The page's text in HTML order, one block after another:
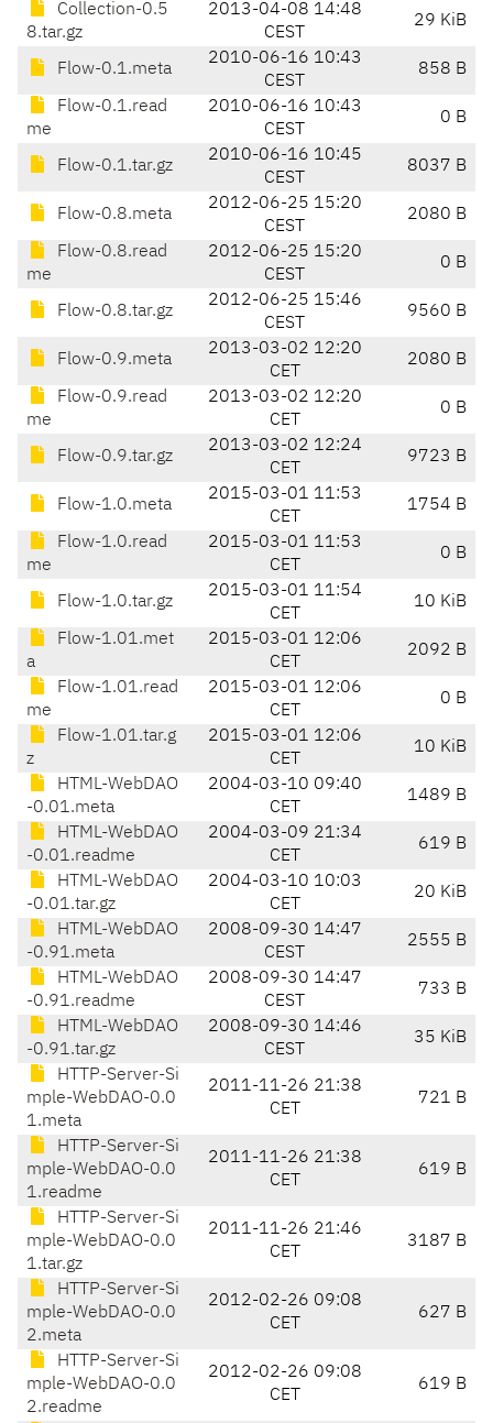
Collection-0.5
8.tar.gz
2013-04-08 14:48
CEST
29 KiB
Flow-0.1.meta
2010-06-16 10:43
CEST
858 B
Flow-0.1.read
me
2010-06-16 10:43
CEST
0 B
Flow-0.1.tar.gz
2010-06-16 10:45
CEST
8037 B
Flow-0.8.meta
2012-06-25 15:20
CEST
2080 B
Flow-0.8.read
me
2012-06-25 15:20
CEST
0 B
Flow-0.8.tar.gz
2012-06-25 15:46
CEST
9560 B
Flow-0.9.meta
2013-03-02 12:20
CET
2080 B
Flow-0.9.read
me
2013-03-02 12:20
CET
0 B
Flow-0.9.tar.gz
2013-03-02 12:24
CET
9723 B
Flow-1.0.meta
2015-03-01 11:53
CET
1754 B
Flow-1.0.read
me
2015-03-01 11:53
CET
0 B
Flow-1.0.tar.gz
2015-03-01 11:54
CET
10 KiB
Flow-1.01.met
a
2015-03-01 12:06
CET
2092 B
Flow-1.01.read
me
2015-03-01 12:06
CET
0 B
Flow-1.01.tar.g
z
2015-03-01 12:06
CET
10 KiB
HTML-WebDAO
-0.01.meta
2004-03-10 09:40
CET
1489 B
HTML-WebDAO
-0.01.readme
2004-03-09 21:34
CET
619 B
HTML-WebDAO
-0.01.tar.gz
2004-03-10 10:03
CET
20 KiB
HTML-WebDAO
-0.91.meta
2008-09-30 14:47
CEST
2555 B
HTML-WebDAO
-0.91.readme
2008-09-30 14:47
CEST
733 B
HTML-WebDAO
-0.91.tar.gz
2008-09-30 14:46
CEST
35 KiB
HTTP-Server-Si
mple-WebDAO-0.0
1.meta
2011-11-26 21:38
CET
721 B
HTTP-Server-Si
mple-WebDAO-0.0
1.readme
2011-11-26 21:38
CET
619 B
HTTP-Server-Si
mple-WebDAO-0.0
1.tar.gz
2011-11-26 21:46
CET
3187 B
HTTP-Server-Si
mple-WebDAO-0.0
2.meta
2012-02-26 09:08
CET
627 B
HTTP-Server-Si
mple-WebDAO-0.0
2.readme
2012-02-26 09:08
CET
619 B